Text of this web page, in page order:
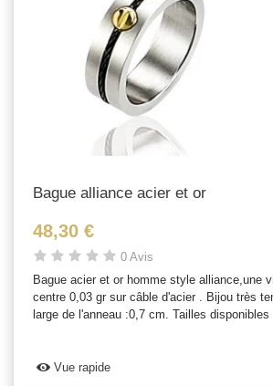
Bague alliance acier et or
48,30 €
0 Avis
Bague acier et or homme style alliance,une
centre 0,03 gr sur câble d'acier . Bijou très
large de l'anneau :0,7 cm. Tailles disponibles
Vue rapide